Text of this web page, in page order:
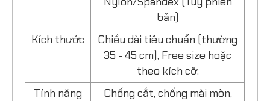
bản)
Kích thước
Chiều dài tiêu chuẩn (thường
35 - 45 cm), Free size hoặc
theo kích cỡ.
Tính năng
Chống cắt, chống mài mòn,